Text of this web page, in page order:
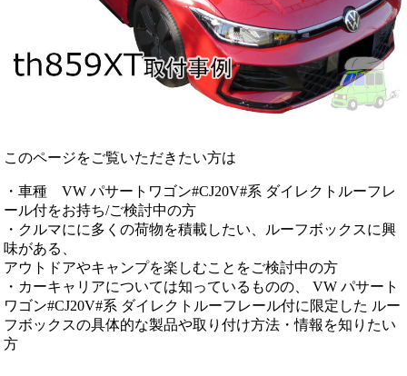
このページをご覧いただきたい方は
・車種 VW パサートワゴン#CJ20V#系 ダイレクトルーフレ
ール付をお持ち/ご検討中の方
・クルマにに多くの荷物を積載したい、ルーフボックスに興
味がある、
アウトドアやキャンプを楽しむことをご検討中の方
・カーキャリアについては知っているものの、 VW パサート
ワゴン#CJ20V#系 ダイレクトルーフレール付に限定した ルー
フボックスの具体的な製品や取り付け方法・情報を知りたい
方